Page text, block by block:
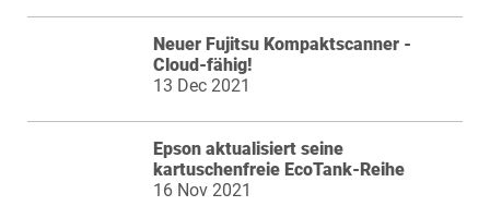
Neuer Fujitsu Kompaktscanner -
Cloud-fähig!
13 Dec 2021
Epson aktualisiert seine
kartuschenfreie EcoTank-Reihe
16 Nov 2021